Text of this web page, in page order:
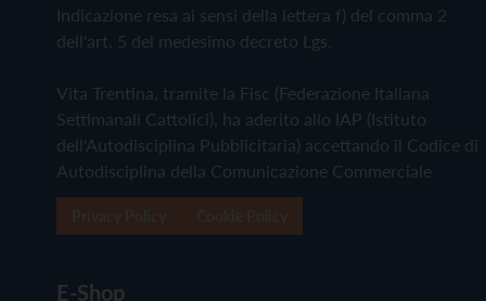
Indicazione resa ai sensi della lettera f) del comma 2
dell'art. 5 del medesimo decreto Lgs.
Vita Trentina, tramite la Fisc (Federazione Italiana
Settimanali Cattolici), ha aderito allo IAP (Istituto
dell'Autodisciplina Pubblicitaria) accettando il Codice di
Autodisciplina della Comunicazione Commerciale
E-Shop